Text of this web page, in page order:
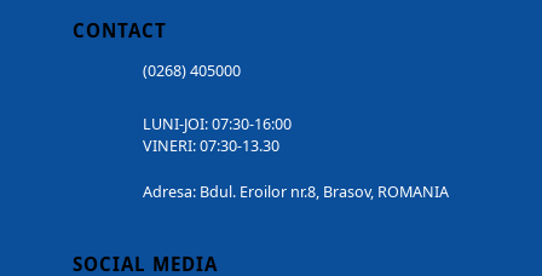
CONTACT
(0268) 405000
LUNI-JOI: 07:30-16:00
VINERI: 07:30-13.30
Adresa: Bdul. Eroilor nr.8, Brasov, ROMANIA
SOCIAL MEDIA